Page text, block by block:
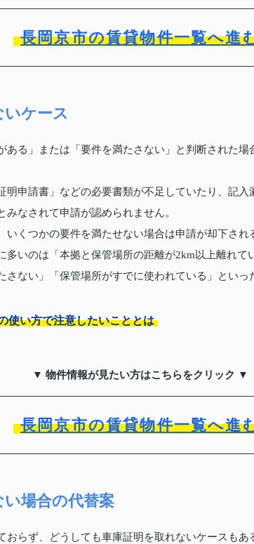
長岡京市の賃貸物件一覧へ進
ケース
ある」または「要件を満たさない」と判断された場
明申請書」などの必要書類が不足していたり、記
なされて申請が認められません。
いくつかの要件を満たせない場合は申請が却下され
多いのは「本拠と保管場所の距離が2km以上離れて
さない」「保管場所がすでに使われている」といっ
使い方で注意したいこととは
▼ 物件情報が見たい方はこちらをクリック ▼
長岡京市の賃貸物件一覧へ進
場合の代替案
おらず、どうしても車庫証明を取れないケースも